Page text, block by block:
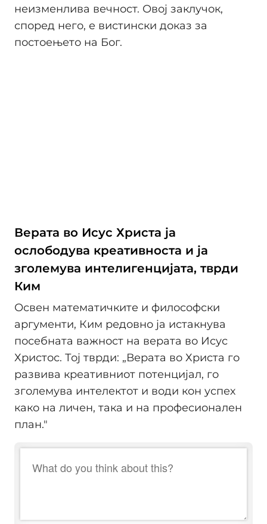
неизменлива вечност. Овој заклучок,
според него, е вистински доказ за
постоењето на Бог.
Верата во Исус Христа ја
ослободува креативноста и ја
зголемува интелигенцијата, тврди
Ким
Освен математичките и философски
аргументи, Ким редовно ја истакнува
посебната важност на верата во Исус
Христос. Тој тврди: „Верата во Христа го
развива креативниот потенцијал, го
зголемува интелектот и води кон успех
како на личен, така и на професионален
план."